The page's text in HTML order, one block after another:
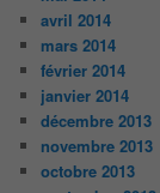
avril 2014
mars 2014
février 2014
janvier 2014
décembre 2013
novembre 2013
octobre 2013